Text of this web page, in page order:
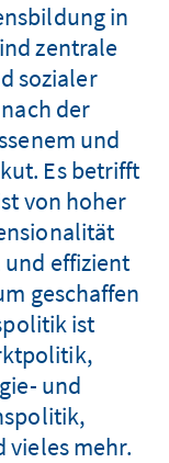
in
zentrale
sozialer
der
und
Es betrifft
von hoher
und effizient
geschaffen
ist
und
mehr.